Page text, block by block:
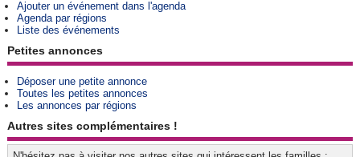
Ajouter un événement dans l'agenda
Agenda par régions
Liste des événements
Petites annonces
Déposer une petite annonce
Toutes les petites annonces
Les annonces par régions
Autres sites complémentaires !